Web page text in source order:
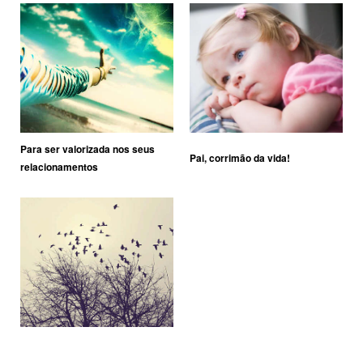
Para ser valorizada nos seus
relacionamentos
Pai, corrimão da vida!